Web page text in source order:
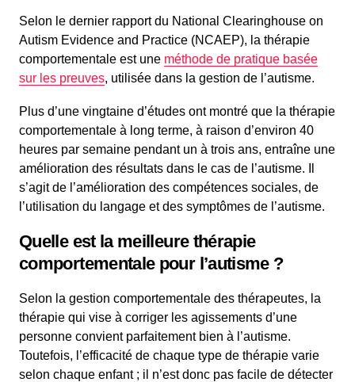
Selon le dernier rapport du National Clearinghouse on
Autism Evidence and Practice (NCAEP), la thérapie
comportementale est une méthode de pratique basée
sur les preuves, utilisée dans la gestion de l’autisme.
Plus d’une vingtaine d’études ont montré que la thérapie
comportementale à long terme, à raison d’environ 40
heures par semaine pendant un à trois ans, entraîne une
amélioration des résultats dans le cas de l’autisme. Il
s’agit de l’amélioration des compétences sociales, de
l’utilisation du langage et des symptômes de l’autisme.
Quelle est la meilleure thérapie
comportementale pour l’autisme ?
Selon la gestion comportementale des thérapeutes, la
thérapie qui vise à corriger les agissements d’une
personne convient parfaitement bien à l’autisme.
Toutefois, l’efficacité de chaque type de thérapie varie
selon chaque enfant ; il n’est donc pas facile de détecter